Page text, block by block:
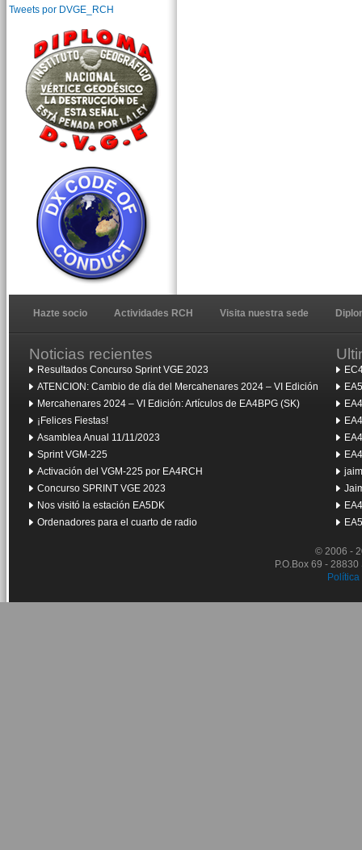
Tweets por DVGE_RCH
Hazte socio Actividades RCH Visita nuestra sede
Noticias recientes
Resultados Concurso Sprint VGE 2023
ATENCION: Cambio de día del Mercahenares 2024 – VI Edición
Mercahenares 2024 – VI Edición: Artículos de EA4BPG (SK)
¡Felices Fiestas!
Asamblea Anual 11/11/2023
Sprint VGM-225
Activación del VGM-225 por EA4RCH
Concurso SPRINT VGE 2023
Nos visitó la estación EA5DK
Ordenadores para el cuarto de radio
© 2006 -
P.O.Box 69 -